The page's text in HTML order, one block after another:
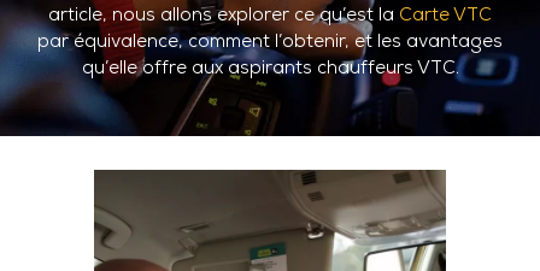
article, nous allons explorer ce qu’est la Carte VTC
par équivalence, comment l’obtenir, et les avantages
qu’elle offre aux aspirants chauffeurs VTC.